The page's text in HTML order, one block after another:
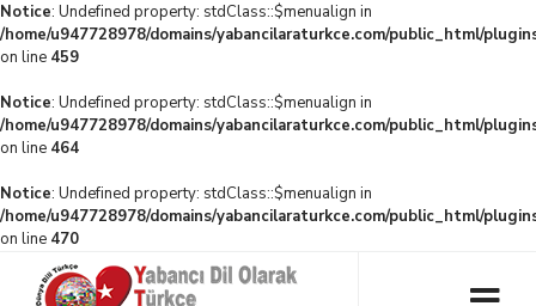
Notice: Undefined property: stdClass::$menualign in
/home/u947728978/domains/yabancilaraturkce.com/public_html/
on line 459
Notice: Undefined property: stdClass::$menualign in
/home/u947728978/domains/yabancilaraturkce.com/public_html/
on line 464
Notice: Undefined property: stdClass::$menualign in
/home/u947728978/domains/yabancilaraturkce.com/public_html/
on line 470